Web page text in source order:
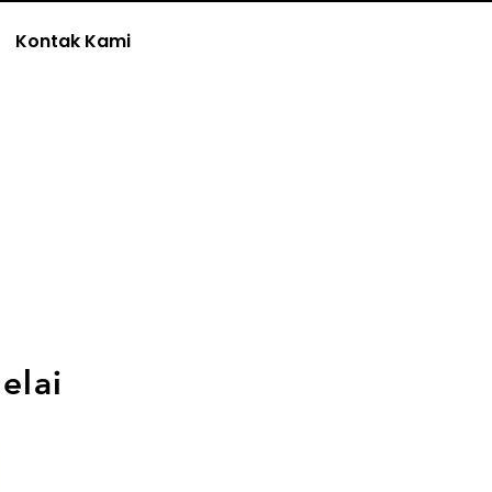
Kontak Kami